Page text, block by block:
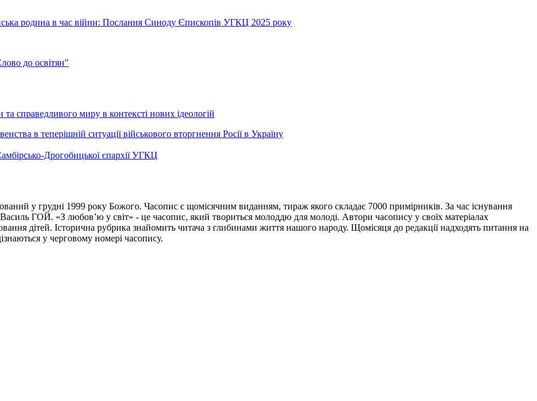
родина в час війни: Послання Синоду Єпископів УГКЦ 2025 року
до освітян"
справедливого миру в контексті нових ідеологій
в теперішній ситуації військового вторгнення Росії в Україну
Дрогобицької єпархії УГКЦ
у грудні 1999 року Божого. Часопис є щомісячним виданням, тираж якого складає 7000 примірників. За час існування
ГОЙ. «З любов’ю у світ» - це часопис, який твориться молоддю для молоді. Автори часопису у своїх матеріалах
дітей. Історична рубрика знайомить читача з глибинами життя нашого народу. Щомісяця до редакції надходять питання на
у черговому номері часопису.